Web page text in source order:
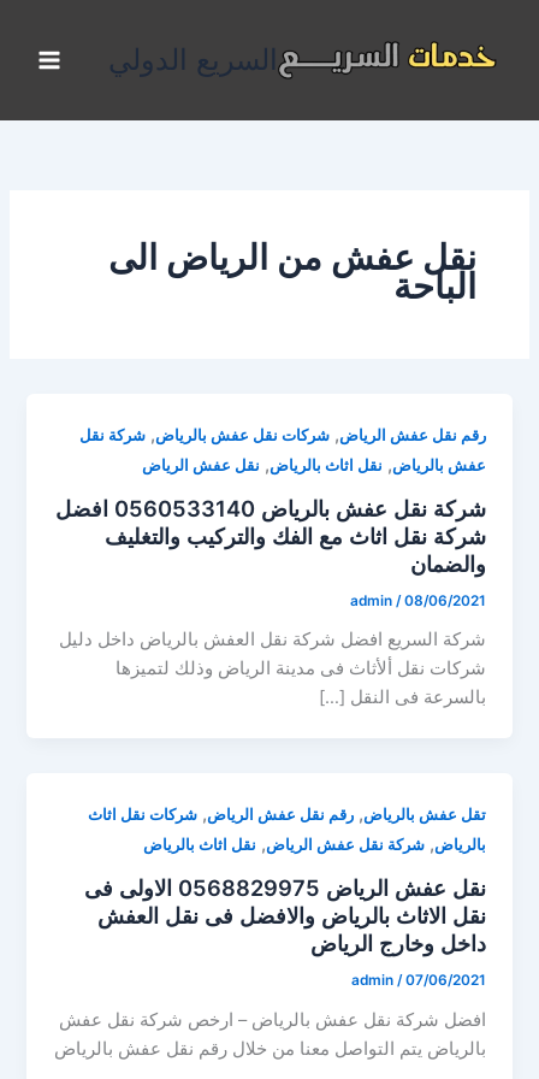
المحتوى
السريع الدولي
نقل عفش من الرياض الى
الباحة
رقم نقل عفش الرياض,شركات نقل عفش بالرياض,شركة نقل
عفش بالرياض, نقل اثاث بالرياض, نقل عفش الرياض
شركة نقل عفش بالرياض 0560533140 افضل
شركة نقل اثاث مع الفك والتركيب والتغليف
والضمان
admin /08/06/2021
شركة السريع افضل شركة نقل العفش بالرياض داخل دليل
شركات نقل ألأثاث فى مدينة الرياض وذلك لتميزها
بالسرعة فى النقل […]
تقل عفش بالرياض,رقم نقل عفش الرياض,شركات نقل اثاث
بالرياض,شركة نقل عفش الرياض, نقل اثاث بالرياض
نقل عفش الرياض 0568829975 الاولى فى
نقل الاثاث بالرياض والافضل فى نقل العفش
داخل وخارج الرياض
admin /07/06/2021
افضل شركة نقل عفش بالرياض – ارخص شركة نقل عفش
بالرياض يتم التواصل معنا من خلال رقم نقل عفش بالرياض